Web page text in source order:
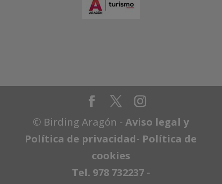
© Birding Aragón -Aviso legal y
Política de privacidad- Política de
cookies
Tel. 978 732237 -